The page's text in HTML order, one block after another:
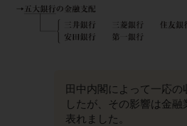
田中内閣によって一応
したが、その影響は金
表れました。